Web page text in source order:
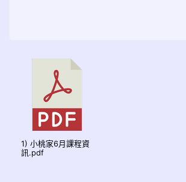
1) 小桃家6月課程資
訊.pdf